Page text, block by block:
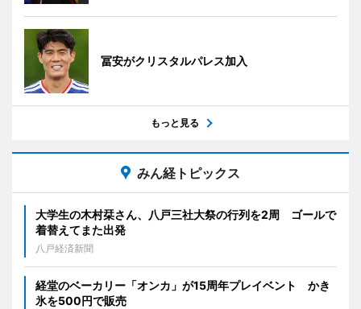
冨安がクリスタルパレス加入
もっと見る
みん経トピックス
大学生の木村栞さん、八戸三社大祭の行列を2周 ゴールで
着替えてまた出発
八戸経済新聞
経堂のベーカリー「オンカ」が15周年プレイベント かき
氷を500円で販売